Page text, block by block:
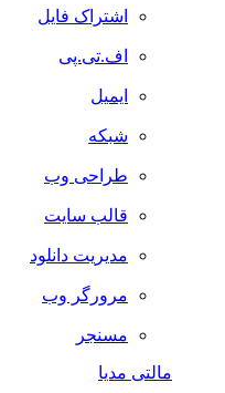
اشتراک فایل
اف.تی.پی
ایمیل
شبکه
طراحی وب
قالب سایت
مدیریت دانلود
مرورگر وب
مسنجر
مالتی مدیا